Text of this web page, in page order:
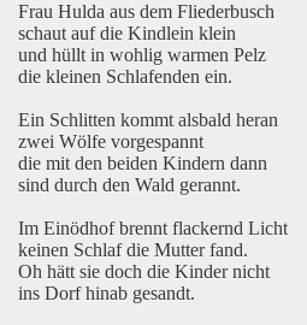
Frau Hulda aus dem Fliederbusch
schaut auf die Kindlein klein
und hüllt in wohlig warmen Pelz
die kleinen Schlafenden ein.
Ein Schlitten kommt alsbald heran
zwei Wölfe vorgespannt
die mit den beiden Kindern dann
sind durch den Wald gerannt.
Im Einödhof brennt flackernd Licht
keinen Schlaf die Mutter fand.
Oh hätt sie doch die Kinder nicht
ins Dorf hinab gesandt.